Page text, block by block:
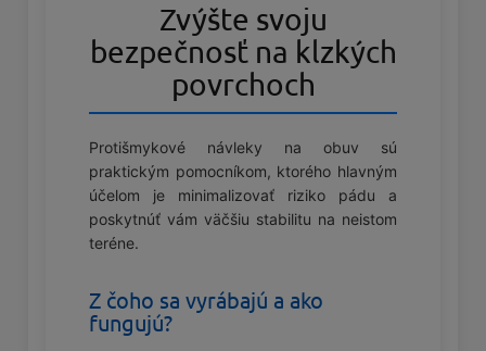
Zvýšte svoju
bezpečnosť na klzkých
povrchoch
Protišmykové návleky na obuv sú
praktickým pomocníkom, ktorého hlavným
účelom je minimalizovať riziko pádu a
poskytnúť vám väčšiu stabilitu na neistom
teréne.
Z čoho sa vyrábajú a ako
fungujú?